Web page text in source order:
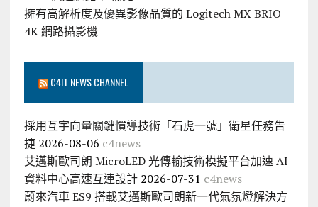
擁有高解析度及優異影像品質的 Logitech MX BRIO
4K 網路攝影機
C4IT NEWS CHANNEL
採用互宇向量關鍵慣導技術「石虎一號」衛星任務告
捷 2026-08-06 c4news
艾邁斯歐司朗 MicroLED 光傳輸技術模擬平台加速 AI
資料中心高速互連設計 2026-07-31 c4news
蔚來汽車 ES9 搭載艾邁斯歐司朗新一代氣氛燈解決方